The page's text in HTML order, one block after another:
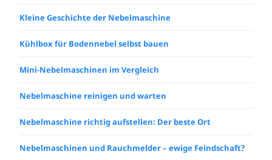
Kleine Geschichte der Nebelmaschine
Kühlbox für Bodennebel selbst bauen
Mini-Nebelmaschinen im Vergleich
Nebelmaschine reinigen und warten
Nebelmaschine richtig aufstellen: Der beste Ort
Nebelmaschinen und Rauchmelder – ewige Feindschaft?